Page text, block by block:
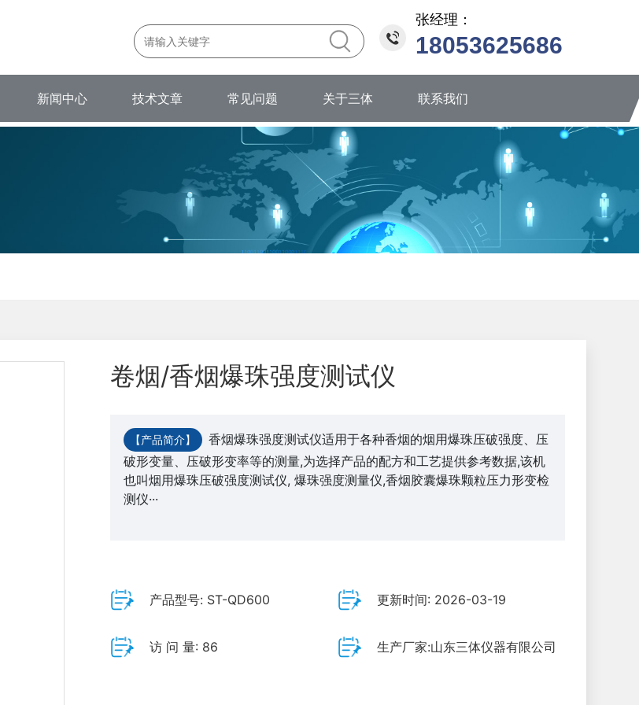
张经理：
18053625686
新闻中心 技术文章 常见问题 关于三体 联系我们
卷烟/香烟爆珠强度测试仪
【产品简介】
香烟爆珠强度测试仪适用于各种香烟的烟用爆珠压破强度、压
破形变量、压破形变率等的测量,为选择产品的配方和工艺提供参考数据,该机
也叫烟用爆珠压破强度测试仪, 爆珠强度测量仪,香烟胶囊爆珠颗粒压力形变检
测仪···
产品型号: ST-QD600 更新时间: 2026-03-19
访 问 量: 86 生产厂家:山东三体仪器有限公司